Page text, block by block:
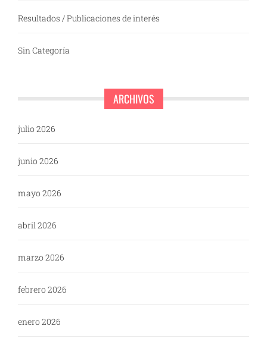
Resultados / Publicaciones de interés
Sin Categoría
ARCHIVOS
julio 2026
junio 2026
mayo 2026
abril 2026
marzo 2026
febrero 2026
enero 2026